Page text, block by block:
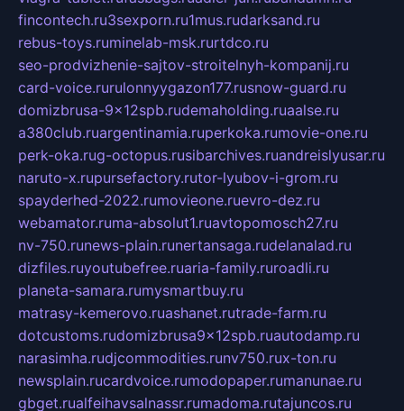
fincontech.ru3sexporn.ru1mus.rudarksand.ru
rebus-toys.ruminelab-msk.rurtdco.ru
seo-prodvizhenie-sajtov-stroitelnyh-kompanij.ru
card-voice.rurulonnyygazon177.rusnow-guard.ru
domizbrusa-9x12spb.rudemaholding.ruaalse.ru
a380club.ruargentinamia.ruperkoka.rumovie-one.ru
perk-oka.rug-octopus.rusibarchives.ruandreislyusar.ru
naruto-x.rupursefactory.rutor-lyubov-i-grom.ru
spayderhed-2022.rumovieone.ruevro-dez.ru
webamator.ruma-absolut1.ruavtopomosch27.ru
nv-750.runews-plain.runertansaga.rudelanalad.ru
dizfiles.ruyoutubefree.ruaria-family.ruroadli.ru
planeta-samara.rumysmartbuy.ru
matrasy-kemerovo.ruashanet.rutrade-farm.ru
dotcustoms.rudomizbrusa9x12spb.ruautodamp.ru
narasimha.rudjcommodities.runv750.rux-ton.ru
newsplain.rucardvoice.rumodopaper.rumanunae.ru
gbget.rualfeihavsalnassr.rumadoma.rutajuncos.ru